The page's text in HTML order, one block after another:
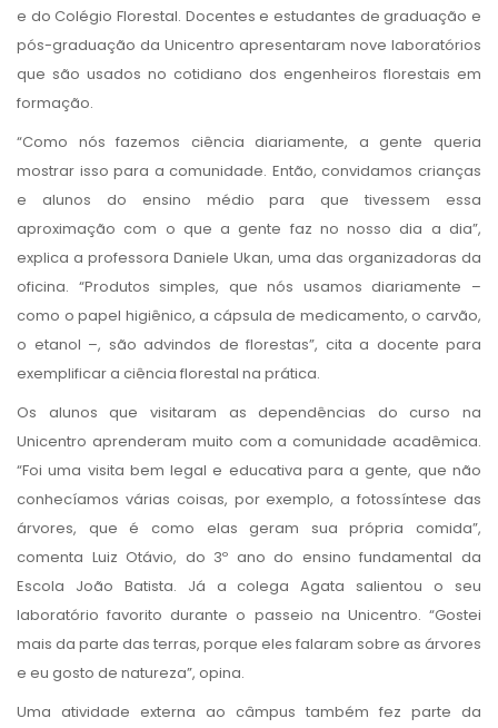
e do Colégio Florestal. Docentes e estudantes de graduação e
pós-graduação da Unicentro apresentaram nove laboratórios
que são usados no cotidiano dos engenheiros florestais em
formação.
“Como nós fazemos ciência diariamente, a gente queria
mostrar isso para a comunidade. Então, convidamos crianças
e alunos do ensino médio para que tivessem essa
aproximação com o que a gente faz no nosso dia a dia”,
explica a professora Daniele Ukan, uma das organizadoras da
oficina. “Produtos simples, que nós usamos diariamente –
como o papel higiênico, a cápsula de medicamento, o carvão,
o etanol –, são advindos de florestas”, cita a docente para
exemplificar a ciência florestal na prática.
Os alunos que visitaram as dependências do curso na
Unicentro aprenderam muito com a comunidade acadêmica.
“Foi uma visita bem legal e educativa para a gente, que não
conhecíamos várias coisas, por exemplo, a fotossíntese das
árvores, que é como elas geram sua própria comida”,
comenta Luiz Otávio, do 3º ano do ensino fundamental da
Escola João Batista. Já a colega Agata salientou o seu
laboratório favorito durante o passeio na Unicentro. “Gostei
mais da parte das terras, porque eles falaram sobre as árvores
e eu gosto de natureza”, opina.
Uma atividade externa ao câmpus também fez parte da